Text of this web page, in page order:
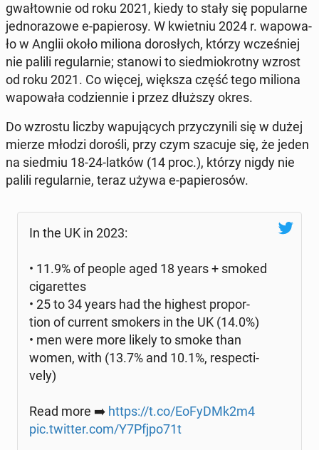
gwał­tow­nie od roku 2021, kiedy to stały się po­pu­lar­ne
jed­no­ra­zo­we e-pa­pie­ro­sy. W kwiet­niu 2024 r. wa­po­wa­
ło w Anglii około miliona do­ro­słych, którzy wcze­śniej
nie palili re­gu­lar­nie; stanowi to sied­mio­krot­ny wzrost
od roku 2021. Co więcej, większa część tego miliona
wa­po­wa­ła co­dzien­nie i przez dłuższy okres.
Do wzrostu liczby wa­pu­ją­cych przy­czy­ni­li się w dużej
mierze młodzi dorośli, przy czym szacuje się, że jeden
na siedmiu 18-24-latków (14 proc.), którzy nigdy nie
palili re­gu­lar­nie, teraz używa e-pa­pie­ro­sów.
In the UK in 2023:
• 11.9% of people aged 18 years + smoked
ci­ga­ret­tes
• 25 to 34 years had the highest pro­por­
tion of current smokers in the UK (14.0%)
• men were more likely to smoke than
women, with (13.7% and 10.1%, re­spec­ti­
ve­ly)
Read more ➡️ https://t.co/EoFyDMk2m4
pic.twitter.com/Y7Pfjpo71t